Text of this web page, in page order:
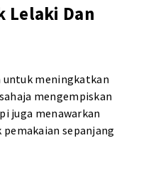
Lelaki Dan
untuk meningkatkan
mengempiskan
juga menawarkan
sepanjang